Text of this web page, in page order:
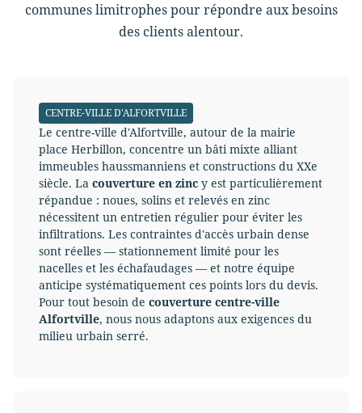
communes limitrophes pour répondre aux besoins
des clients alentour.
CENTRE-VILLE D'ALFORTVILLE
Le centre-ville d'Alfortville, autour de la mairie
place Herbillon, concentre un bâti mixte alliant
immeubles haussmanniens et constructions du XXe
siècle. La couverture en zinc y est particulièrement
répandue : noues, solins et relevés en zinc
nécessitent un entretien régulier pour éviter les
infiltrations. Les contraintes d'accès urbain dense
sont réelles — stationnement limité pour les
nacelles et les échafaudages — et notre équipe
anticipe systématiquement ces points lors du devis.
Pour tout besoin de couverture centre-ville
Alfortville, nous nous adaptons aux exigences du
milieu urbain serré.